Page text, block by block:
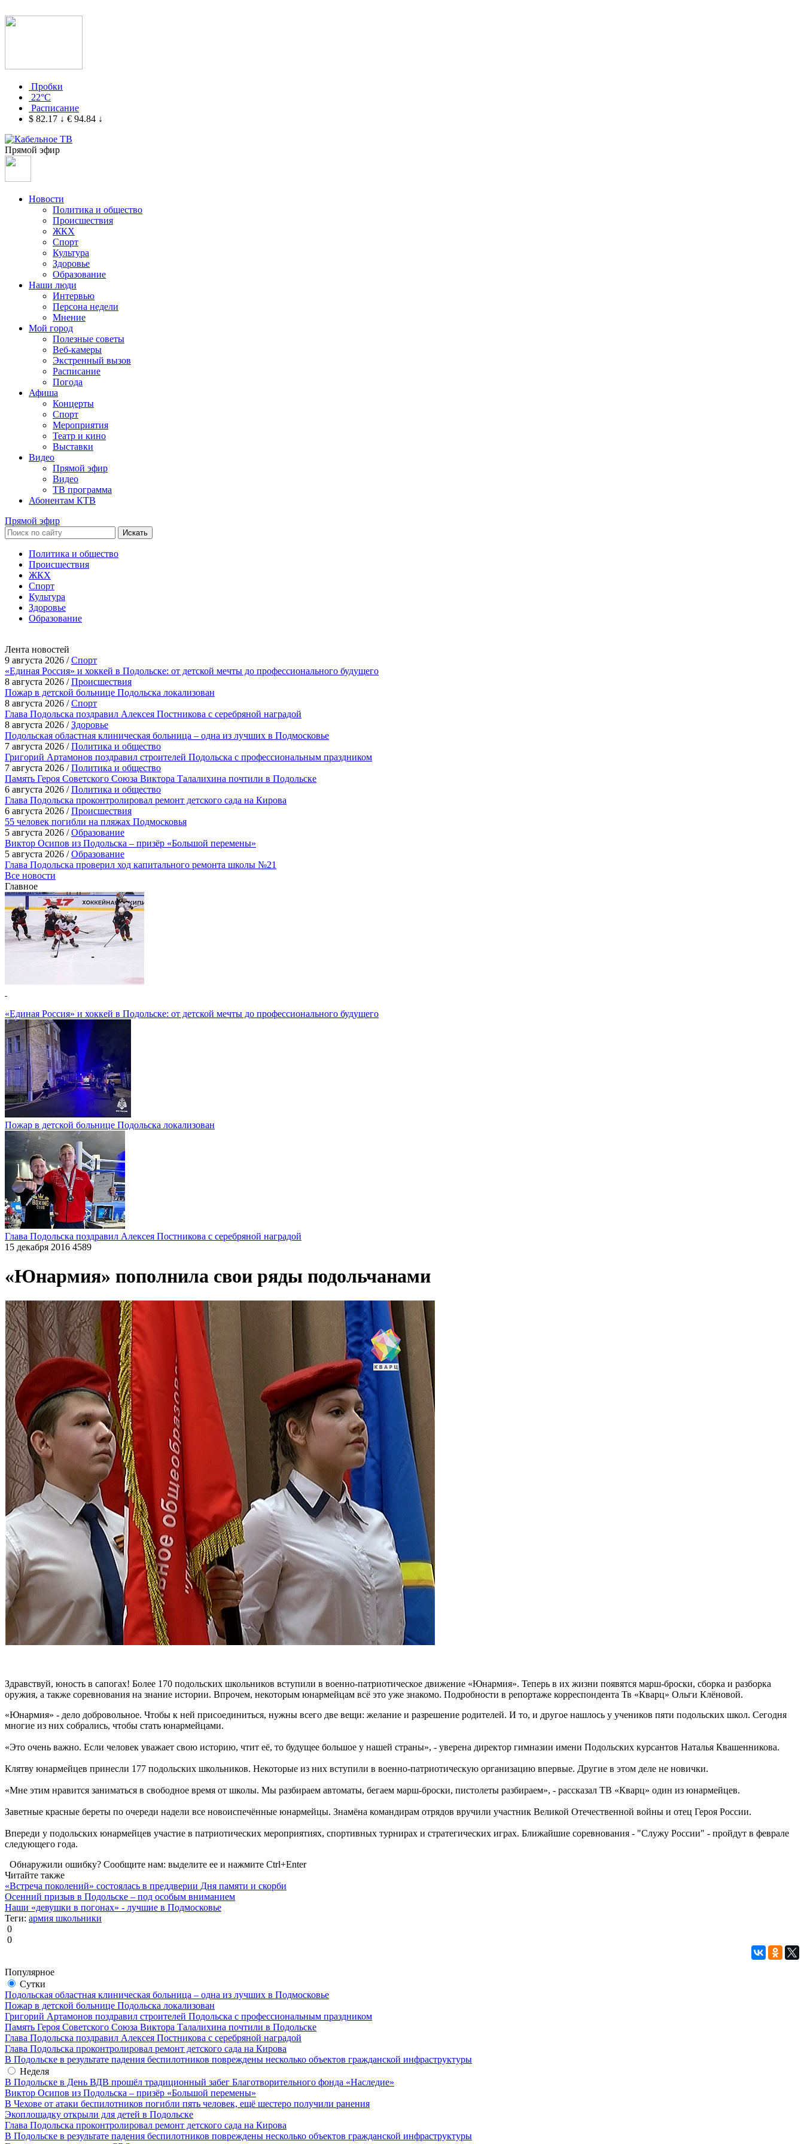
Пробки
22°C
Расписание
$ 82.17 ↓ € 94.84 ↓
Прямой эфир
Новости
Политика и общество
Происшествия
ЖКХ
Спорт
Культура
Здоровье
Образование
Наши люди
Интервью
Персона недели
Мнение
Мой город
Полезные советы
Веб-камеры
Экстренный вызов
Расписание
Погода
Афиша
Концерты
Спорт
Мероприятия
Театр и кино
Выставки
Видео
Прямой эфир
Видео
ТВ программа
Абонентам КТВ
Прямой эфир
Искать
Политика и общество
Происшествия
ЖКХ
Спорт
Культура
Здоровье
Образование
Лента новостей
9 августа 2026 /Спорт
«Единая Россия» и хоккей в Подольске: от детской мечты до профессионального будущего
8 августа 2026 /Происшествия
Пожар в детской больнице Подольска локализован
8 августа 2026 /Спорт
Глава Подольска поздравил Алексея Постникова с серебряной наградой
8 августа 2026 /Здоровье
Подольская областная клиническая больница – одна из лучших в Подмосковье
7 августа 2026 /Политика и общество
Григорий Артамонов поздравил строителей Подольска с профессиональным праздником
7 августа 2026 /Политика и общество
Память Героя Советского Союза Виктора Талалихина почтили в Подольске
6 августа 2026 /Политика и общество
Глава Подольска проконтролировал ремонт детского сада на Кирова
6 августа 2026 /Происшествия
55 человек погибли на пляжах Подмосковья
5 августа 2026 /Образование
Виктор Осипов из Подольска – призёр «Большой перемены»
5 августа 2026 /Образование
Глава Подольска проверил ход капитального ремонта школы №21
Все новости
Главное
«Единая Россия» и хоккей в Подольске: от детской мечты до профессионального будущего
Пожар в детской больнице Подольска локализован
Глава Подольска поздравил Алексея Постникова с серебряной наградой
15 декабря 2016 4589
«Юнармия» пополнила свои ряды подольчанами
Здравствуй, юность в сапогах! Более 170 подольских школьников вступили в военно-патриотическое движение «Юнармия». Теперь в их жизни появятся марш-броски, сборка и разборка
оружия, а также соревнования на знание истории. Впрочем, некоторым юнармейцам всё это уже знакомо. Подробности в репортаже корреспондента Тв «Кварц» Ольги Клёновой.
«Юнармия» - дело добровольное. Чтобы к ней присоединиться, нужны всего две вещи: желание и разрешение родителей. И то, и другое нашлось у учеников пяти подольских школ. Сегодня
многие из них собрались, чтобы стать юнармейцами.
«Это очень важно. Если человек уважает свою историю, чтит её, то будущее большое у нашей страны», - уверена директор гимназии имени Подольских курсантов Наталья Квашенникова.
Клятву юнармейцев принесли 177 подольских школьников. Некоторые из них вступили в военно-патриотическую организацию впервые. Другие в этом деле не новички.
«Мне этим нравится заниматься в свободное время от школы. Мы разбираем автоматы, бегаем марш-броски, пистолеты разбираем», - рассказал ТВ «Кварц» один из юнармейцев.
Заветные красные береты по очереди надели все новоиспечённые юнармейцы. Знамёна командирам отрядов вручили участник Великой Отечественной войны и отец Героя России.
Впереди у подольских юнармейцев участие в патриотических мероприятиях, спортивных турнирах и стратегических играх. Ближайшие соревнования - "Служу России" - пройдут в феврале
следующего года.
Обнаружили ошибку? Сообщите нам: выделите ее и нажмите Ctrl+Enter
Читайте также
«Встреча поколений» состоялась в преддверии Дня памяти и скорби
Осенний призыв в Подольске – под особым вниманием
Наши «девушки в погонах» - лучшие в Подмосковье
Теги: армия школьники
0
0
Популярное
Сутки
Подольская областная клиническая больница – одна из лучших в Подмосковье
Пожар в детской больнице Подольска локализован
Григорий Артамонов поздравил строителей Подольска с профессиональным праздником
Память Героя Советского Союза Виктора Талалихина почтили в Подольске
Глава Подольска поздравил Алексея Постникова с серебряной наградой
Глава Подольска проконтролировал ремонт детского сада на Кирова
В Подольске в результате падения беспилотников повреждены несколько объектов гражданской инфраструктуры
Неделя
В Подольске в День ВДВ прошёл традиционный забег Благотворительного фонда «Наследие»
Виктор Осипов из Подольска – призёр «Большой перемены»
В Чехове от атаки беспилотников погибли пять человек, ещё шестеро получили ранения
Экоплощадку открыли для детей в Подольске
Глава Подольска проконтролировал ремонт детского сада на Кирова
В Подольске в результате падения беспилотников повреждены несколько объектов гражданской инфраструктуры